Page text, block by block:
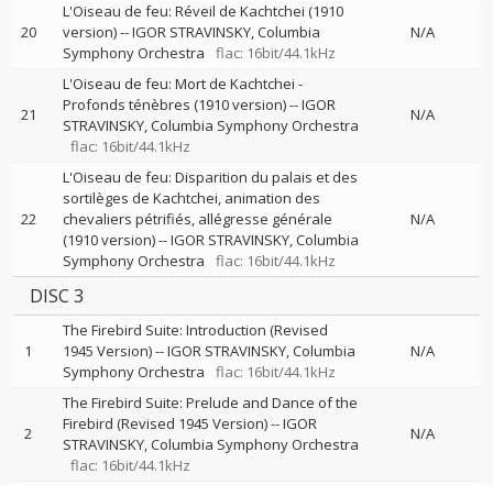
20
L'Oiseau de feu: Réveil de Kachtchei (1910
version)--IGOR STRAVINSKY Columbia
Symphony Orchestra
flac: 16bit/44.1kHz
N/A
21
L'Oiseau de feu: Mort de Kachtchei -
Profonds ténèbres (1910 version)--IGOR
STRAVINSKY Columbia Symphony Orchestra
flac: 16bit/44.1kHz
N/A
22
L'Oiseau de feu: Disparition du palais et des
sortilèges de Kachtchei, animation des
chevaliers pétrifiés, allégresse générale
(1910 version)--IGOR STRAVINSKY Columbia
Symphony Orchestra
flac: 16bit/44.1kHz
N/A
DISC 3
1
The Firebird Suite: Introduction (Revised
1945 Version)--IGOR STRAVINSKY Columbia
Symphony Orchestra
flac: 16bit/44.1kHz
N/A
2
The Firebird Suite: Prelude and Dance of the
Firebird (Revised 1945 Version)--IGOR
STRAVINSKY Columbia Symphony Orchestra
flac: 16bit/44.1kHz
N/A